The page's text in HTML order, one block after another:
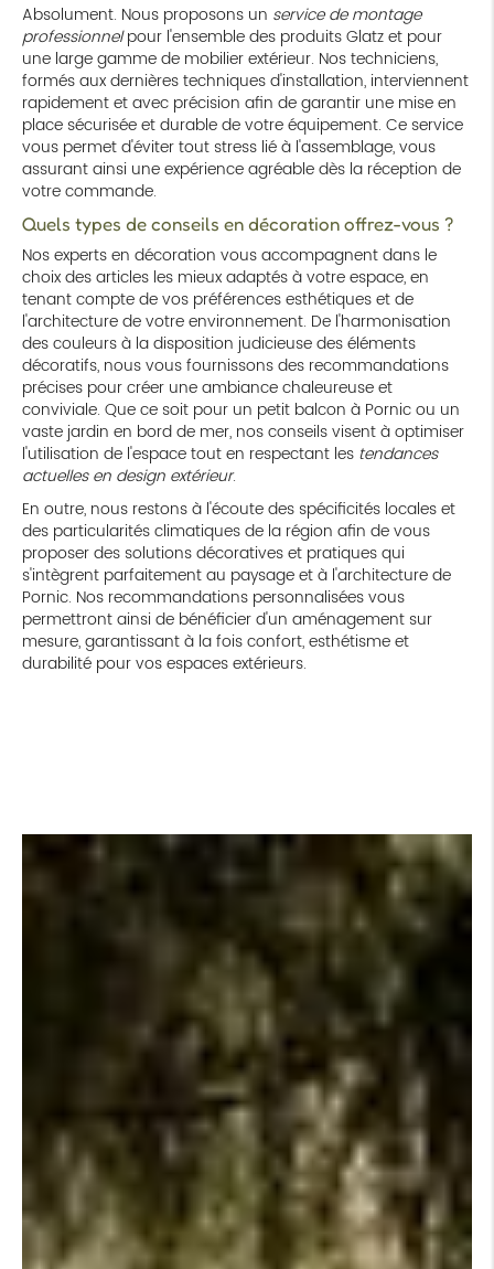
Absolument. Nous proposons un service de montage
professionnelpour l'ensemble des produits Glatz et pour
une large gamme de mobilier extérieur. Nos techniciens,
formés aux dernières techniques d'installation, interviennent
rapidement et avec précision afin de garantir une mise en
place sécurisée et durable de votre équipement. Ce service
vous permet d'éviter tout stress lié à l'assemblage, vous
assurant ainsi une expérience agréable dès la réception de
votre commande.
Quels types de conseils en décoration offrez-vous ?
Nos experts en décoration vous accompagnent dans le
choix des articles les mieux adaptés à votre espace, en
tenant compte de vos préférences esthétiques et de
l'architecture de votre environnement. De l'harmonisation
des couleurs à la disposition judicieuse des éléments
décoratifs, nous vous fournissons des recommandations
précises pour créer une ambiance chaleureuse et
conviviale. Que ce soit pour un petit balcon à Pornic ou un
vaste jardin en bord de mer, nos conseils visent à optimiser
l'utilisation de l'espace tout en respectant les tendances
actuelles en design extérieur.
En outre, nous restons à l'écoute des spécificités locales et
des particularités climatiques de la région afin de vous
proposer des solutions décoratives et pratiques qui
s'intègrent parfaitement au paysage et à l'architecture de
Pornic. Nos recommandations personnalisées vous
permettront ainsi de bénéficier d'un aménagement sur
mesure, garantissant à la fois confort, esthétisme et
durabilité pour vos espaces extérieurs.